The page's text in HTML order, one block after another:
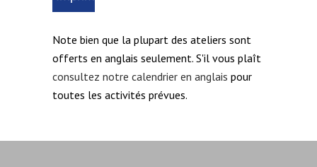
Note bien que la plupart des ateliers sont
offerts en anglais seulement. S'il vous plaît
consultez notre calendrier en anglais pour
toutes les activités prévues.